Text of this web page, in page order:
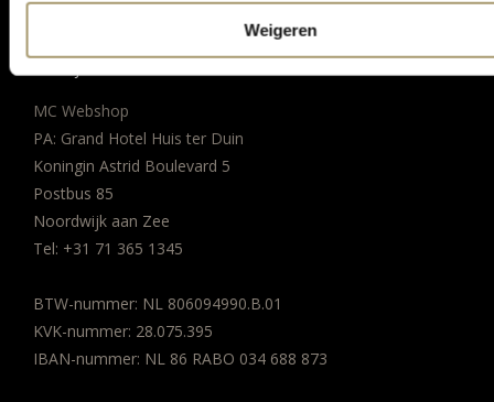
Weigeren
MC Webshop
PA: Grand Hotel Huis ter Duin
Koningin Astrid Boulevard 5
Postbus 85
Noordwijk aan Zee
Tel: +31 71 365 1345
BTW-nummer: NL 806094990.B.01
KVK-nummer: 28.075.395
IBAN-nummer: NL 86 RABO 034 688 873